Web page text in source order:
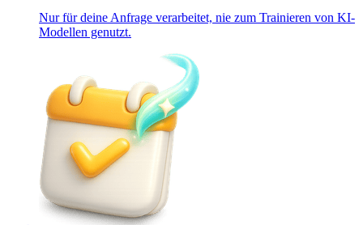
Nur für deine Anfrage verarbeitet, nie zum Trainieren von KI-
Modellen genutzt.